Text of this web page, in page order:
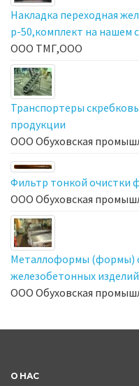
Накладка переходная
р-50,комплект на нашем
ООО ТМГ,ООО
Транспортеры
продукции
ООО Обуховская
Фильтр тонкой очистки
ООО Обуховская
Металлоформы (формы)
железобетонных изделий
ООО Обуховская
О НАС